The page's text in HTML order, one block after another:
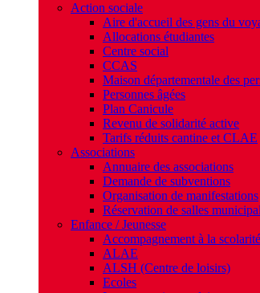
Action sociale
Aire d'accueil des gens du
Allocations étudiantes
Centre social
CCAS
Maison départementale des
Personnes âgées
Plan Canicule
Revenu de solidarité active
Tarifs réduits cantine et CLAE
Associations
Annuaire des associations
Demande de subventions
Organisation de manifestations
Réservation de salles
Enfance / Jeunesse
Accompagnement à la
ALAE
ALSH (Centre de loisirs)
Ecoles